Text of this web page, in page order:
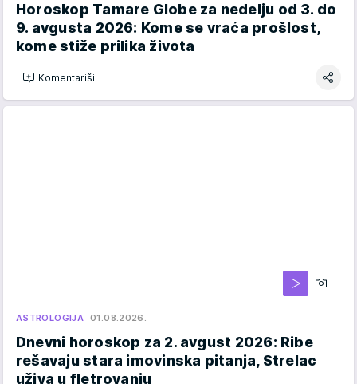
Horoskop Tamare Globe za nedelju od 3. do
9. avgusta 2026: Kome se vraća prošlost,
kome stiže prilika života
Komentariši
ASTROLOGIJA 01.08.2026.
Dnevni horoskop za 2. avgust 2026: Ribe
rešavaju stara imovinska pitanja, Strelac
uživa u fletrovanju